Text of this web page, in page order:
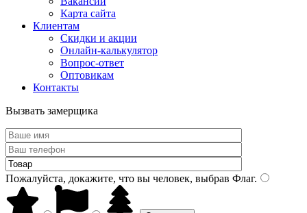
Карта сайта
Клиентам
Скидки и акции
Онлайн-калькулятор
Вопрос-ответ
Оптовикам
Контакты
Вызвать замерщика
Пожалуйста, докажите, что вы человек, выбрав Флаг.